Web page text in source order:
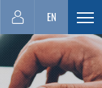
展
开
选
单
EN